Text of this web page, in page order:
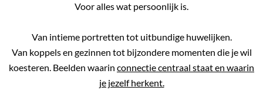
Voor alles wat persoonlijk is.
Van intieme portretten tot uitbundige huwelijken.
Van koppels en gezinnen tot bijzondere momenten die je wil
koesteren. Beelden waarin connectie centraal staat en waarin
je jezelf herkent.